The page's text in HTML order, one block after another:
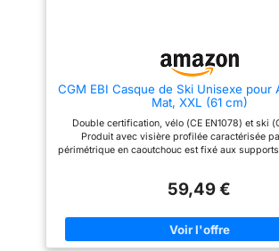
CGM EBI Casque de Ski Unisexe pour
Mat, XXL (61 cm)
Double certification, vélo (CE EN1078) et ski
Produit avec visière profilée caractérisée
périmétrique en caoutchouc est fixé aux
couleurs, y compris la photochromique Les
entièrement amovibles et lavables .
équipements de ventilation Air Stream System,
arrière, boucle micrométrique, anneau antivol
59,49 €